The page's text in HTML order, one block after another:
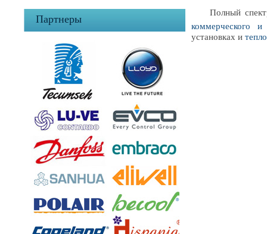
Партнеры
Полный спектр
коммерческого
установках и